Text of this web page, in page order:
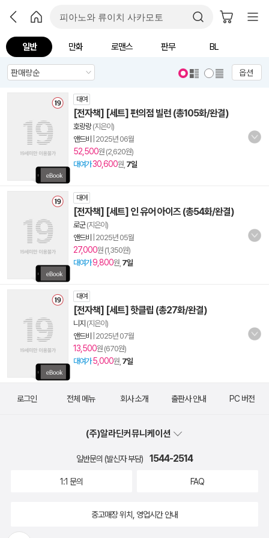
일반 만화 로맨스 판무 BL
옵션
대여
[전자책] [세트] 편의점 빌런 (총105화/완결)
호랑랑(지은이)
앤드비
2025년 06월
52,500원 (2,620원)
대여가30,600원, 7일
대여
[전자책] [세트] 인 유어 아이즈 (총54화/완결)
로군(지은이)
앤드비
2025년 05월
27,000원 (1,350원)
대여가9,800원, 7일
대여
[전자책] [세트] 핫클립 (총27화/완결)
니지 (지은이)
앤드비
2025년 07월
13,500원 (670원)
대여가 5,000원, 7일
로그인 전체 메뉴 회사 소개 출판사 안내 PC 버전
(주)알라딘커뮤니케이션
일반문의 (발신자 부담) 1544-2514
1:1 문의 FAQ
중고매장 위치, 영업시간 안내